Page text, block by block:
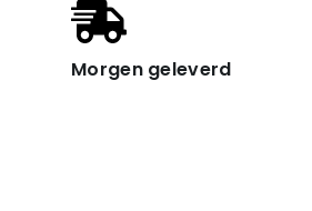
Morgen geleverd